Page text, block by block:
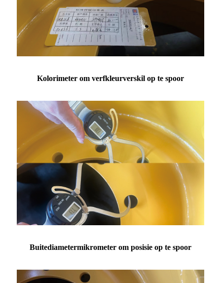
Kolorimeter om verfkleurverskil op te spoor
Buitediametermikrometer om posisie op te spoor